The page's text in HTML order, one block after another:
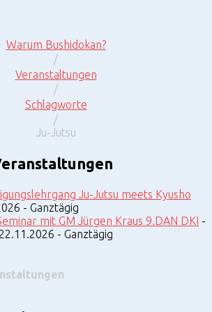
Warum Bushidokan?
/
Veranstaltungen
/
Schlagworte
/
Ju-Jutsu
Ju-Jutsu meets Kyusho
- Ganztägig
mit GM Jürgen Kraus 9.DAN DKI -
- Ganztägig